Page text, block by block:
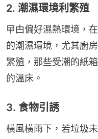
2. 潮濕環境利繁殖
曱甴偏好濕熱環境，
的潮濕環境，尤其廚
繁殖，那些受潮的紙
的溫床。
3. 食物引誘
橫風橫雨下，若垃圾